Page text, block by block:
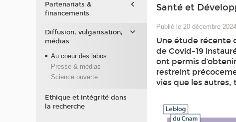
Santé et
Publié le 20 décembre 2024
Une étude récente
de Covid-19
ont permis
restreint
vies que les
Partenariats &
financements
Diffusion, vulgarisation,
médias
Au coeur des labos
Presse & médias
Science ouverte
Ethique et intégrité dans
la recherche